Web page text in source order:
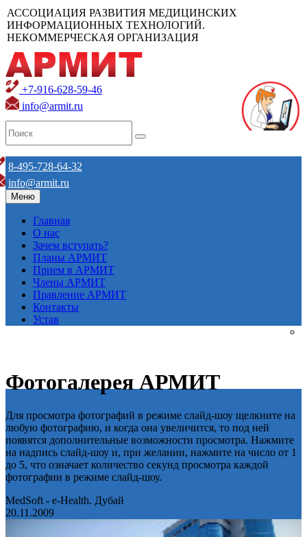
АССОЦИАЦИЯ РАЗВИТИЯ МЕДИЦИНСКИХ
ИНФОРМАЦИОННЫХ ТЕХНОЛОГИЙ.
НЕКОММЕРЧЕСКАЯ ОРГАНИЗАЦИЯ
+7-916-628-59-46
info@armit.ru
8-495-728-64-32
info@armit.ru
Меню
Главная
О нас
Зачем вступать?
Планы АРМИТ
Прием в АРМИТ
Члены АРМИТ
Правление АРМИТ
Контакты
Устав
Фотогалерея АРМИТ
Для просмотра фотографий в режиме слайд-шоу щелкните на
любую фотографию, и когда она увеличится, то под ней
появятся дополнительные возможности просмотра. Нажмите
на надпись слайд-шоу и, при желании, нажмите на число от 1
до 5, что означает количество секунд просмотра каждой
фотографии в режиме слайд-шоу.
MedSoft - e-Health. Дубай
20.11.2009